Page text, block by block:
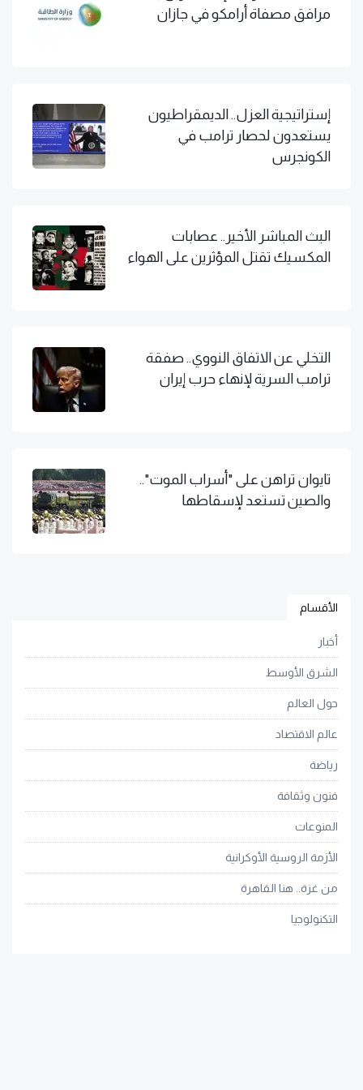
مرافق مصفاة أرامكو في جازان
إستراتيجية العزل.. الديمقراطيون
يستعدون لحصار ترامب في
الكونجرس
البث المباشر الأخير.. عصابات
المكسيك تقتل المؤثرين على الهواء
التخلي عن الاتفاق النووي.. صفقة
ترامب السرية لإنهاء حرب إيران
تايوان تراهن على "أسراب الموت"..
والصين تستعد لإسقاطها
الأقسام
أخبار
الشرق الأوسط
حول العالم
عالم الاقتصاد
رياضة
فنون وثقافة
المنوعات
الأزمة الروسية الأوكرانية
من غزة.. هنا القاهرة
التكنولوجيا